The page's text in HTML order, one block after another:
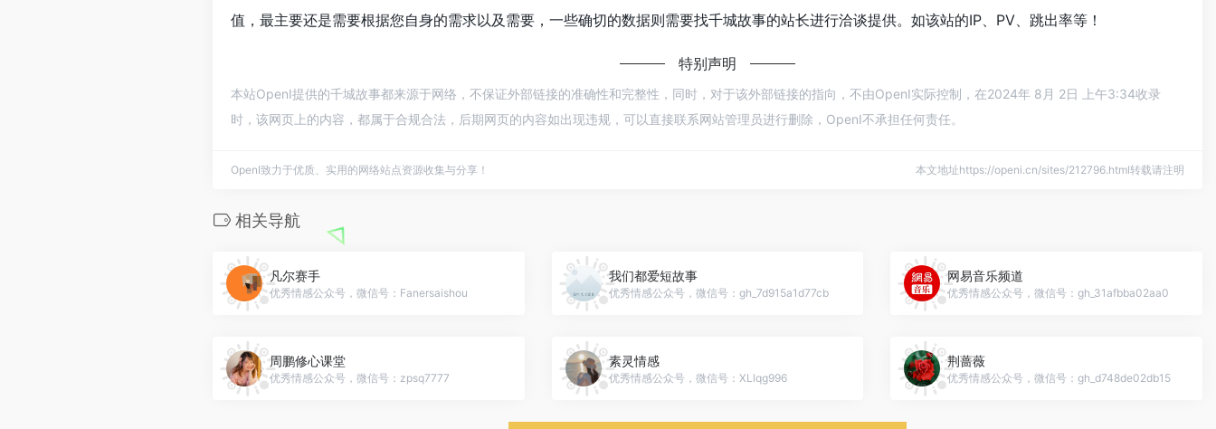
值，最主要还是需要根据您自身的需求以及需要，一些确切的数据则需要找千城故事的站长进行洽谈提供。如该站的IP、PV、跳出率等！
特别声明
本站OpenI提供的千城故事都来源于网络，不保证外部链接的准确性和完整性，同时，对于该外部链接的指向，不由OpenI实际控制，在2024年 8月 2日 上午3:34收录
时，该网页上的内容，都属于合规合法，后期网页的内容如出现违规，可以直接联系网站管理员进行删除，OpenI不承担任何责任。
OpenI致力于优质、实用的网络站点资源收集与分享！ 本文地址https://openi.cn/sites/212796.html转载请注明
相关导航
凡尔赛手
优秀情感公众号，微信号：Fanersaishou
我们都爱短故事
优秀情感公众号，微信号：gh_7d915a1d77cb
网易音乐频道
优秀情感公众号，微信号：gh_31afbba02aa0
周鹏修心课堂
优秀情感公众号，微信号：zpsq7777
素灵情感
优秀情感公众号，微信号：XLlqg996
荆蔷薇
优秀情感公众号，微信号：gh_d748de02db15